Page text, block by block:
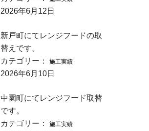
2026年6月12日
新戸町にてレンジフードの取
替えです。
カテゴリー：
施工実績
2026年6月10日
中園町にてレンジフード取替
です。
カテゴリー：
施工実績